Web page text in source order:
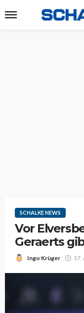
SCHALKE NEWS
Vor
Geraerts
Ingo Krüger 17.